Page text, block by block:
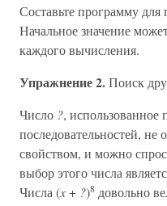
Составьте программу для
Начальное значение
каждого вычисления.
Упражнение 2.Поиск
Число ?,
последовательностей,
свойством, и можно
выбор этого числа
Числа (x+ ?)8 довольно